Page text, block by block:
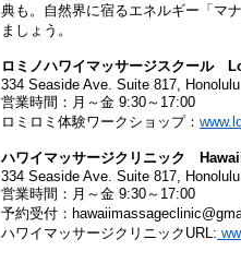
典も。自然界に宿るエネルギー「マ
ましょう。
ロミノハワイマッサージスクール
334 Seaside Ave. Suite 817,
営業時間：月～金 9:30～17:00
ロミロミ体験ワークショップ：
ハワイマッサージクリニック
334 Seaside Ave. Suite 817,
営業時間：月～金 9:30～17:00
予約受付：
ハワイマッサージクリニックURL: